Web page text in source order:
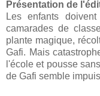
Présentation de
Les enfants
camarades de
plante magique,
Gafi. Mais
l'école et pousse
de Gafi semble